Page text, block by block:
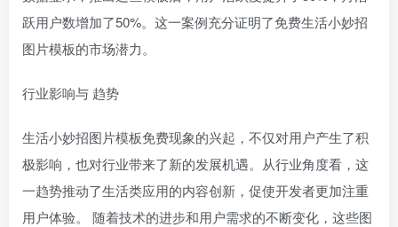
跃用户数增加了50%。这一案例充分证明了免费生活小妙招
图片模板的市场潜力。
行业影响与 趋势
生活小妙招图片模板免费现象的兴起，不仅对用户产生了积
极影响，也对行业带来了新的发展机遇。从行业角度看，这
一趋势推动了生活类应用的内容创新，促使开发者更加注重
用户体验。 随着技术的进步和用户需求的不断变化，这些图